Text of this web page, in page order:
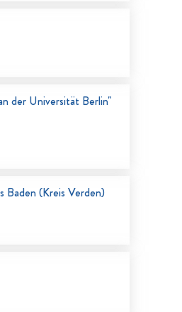
der Universität Berlin"
Baden (Kreis Verden)